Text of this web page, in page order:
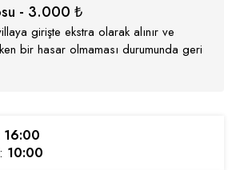
- 3.000 ₺
girişte ekstra olarak alınır ve
bir hasar olmaması durumunda geri
16:00
10:00